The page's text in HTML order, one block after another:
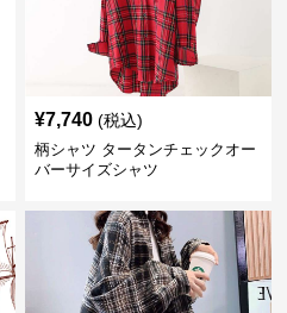
¥7,740 (税込)
柄シャツ タータンチェックオー
バーサイズシャツ